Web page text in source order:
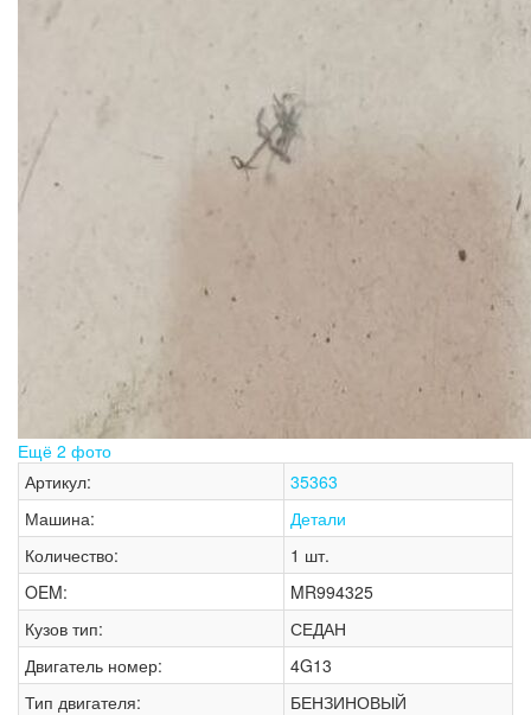
Ещё 2 фото
Артикул:
35363
Машина:
Детали
Количество:
1 шт.
OEM:
MR994325
Кузов тип:
СЕДАН
Двигатель номер:
4G13
Тип двигателя:
БЕНЗИНОВЫЙ